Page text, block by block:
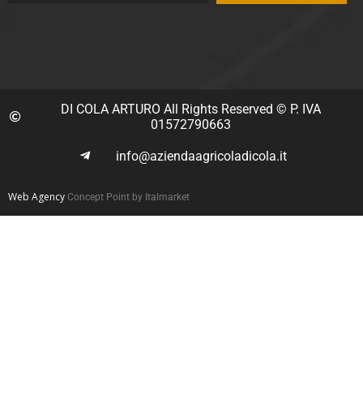
DI COLA ARTURO All Rights Reserved © P. IVA
01572790663
info@aziendaagricoladicola.it
Web Agency Concept Point by Italmarket